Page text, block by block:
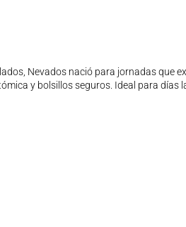
Nevados nació para jornadas que
y bolsillos seguros. Ideal para